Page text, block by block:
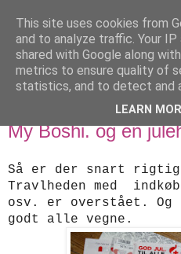
designstrik.dk
.... en side om en
mandag den 23. december 2013
My Boshi. og en
Så er der snart
Travlheden med
osv. er overstået.
godt alle vegne.
This site uses cookies from
and to analyze traffic. Your
shared with Google along
metrics to ensure quality of
statistics, and to detect and
LEARN